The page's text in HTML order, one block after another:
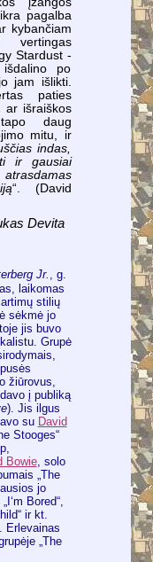
pagalba
kybančiam
vertingas
Stardust -
po
jam išlikti.
paties
ar išraiškos
daug
mitu, ir
indas,
ir gausiai
“. (David
Devita
Jr., g.
laikomas
stilių
sėkmė jo
jis buvo
Grupė
žiūrovus,
į publiką
). Jis ilgus
su David
Stooges“
Bowie, solo
„The
jo
Bored“,
ir kt.
Erlevainas
„The